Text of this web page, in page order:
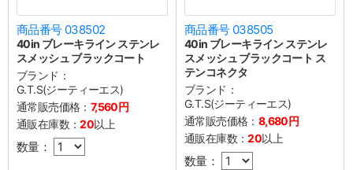
商品番号 038502
40in ブレーキライン ステンレ
スメッシュ ブラックコート
ブランド：
G.T.S(ジーティーエス)
通常販売価格： 7,560円
通販在庫数：20以上
数量：
商品番号 038505
40in ブレーキライン ステンレ
スメッシュ ブラックコート ス
テンコネクタ
ブランド：
G.T.S(ジーティーエス)
通常販売価格： 8,680円
通販在庫数：20以上
数量：